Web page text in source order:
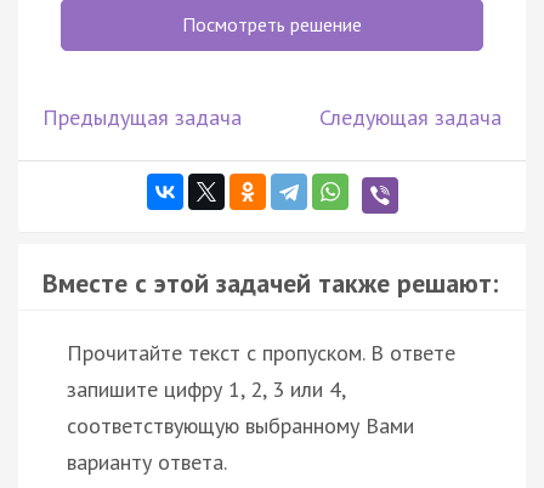
Посмотреть решение
Предыдущая задача Следующая задача
Вместе с этой задачей также решают:
Прочитайте текст с пропуском. В ответе
запишите цифру 1, 2, 3 или 4,
соответствующую выбранному Вами
варианту ответа.